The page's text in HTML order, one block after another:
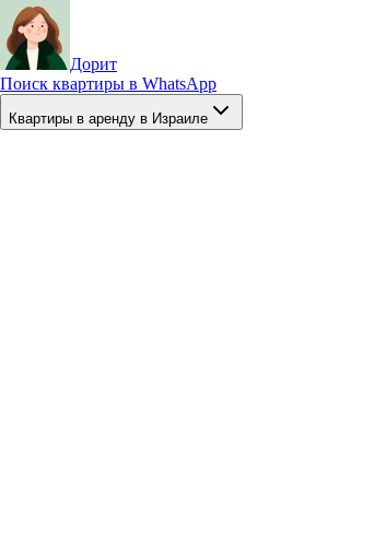
Дорит
Поиск квартиры в WhatsApp
Квартиры в аренду в Израиле